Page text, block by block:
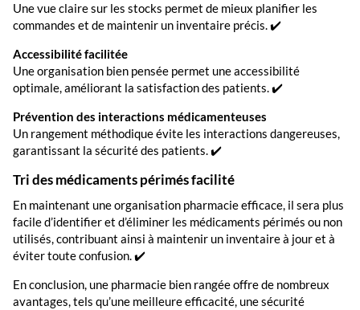
Une vue claire sur les stocks permet de mieux planifier les
commandes et de maintenir un inventaire précis. ✔️
Accessibilité facilitée
Une organisation bien pensée permet une accessibilité
optimale, améliorant la satisfaction des patients. ✔️
Prévention des interactions médicamenteuses
Un rangement méthodique évite les interactions dangereuses,
garantissant la sécurité des patients. ✔️
Tri des médicaments périmés facilité
En maintenant une organisation pharmacie efficace, il sera plus
facile d’identifier et d’éliminer les médicaments périmés ou non
utilisés, contribuant ainsi à maintenir un inventaire à jour et à
éviter toute confusion. ✔️
En conclusion, une pharmacie bien rangée offre de nombreux
avantages, tels qu’une meilleure efficacité, une sécurité